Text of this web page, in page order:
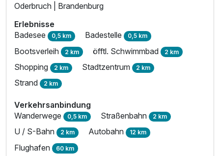
Oderbruch | Brandenburg
Erlebnisse
Badesee 0,5 km Badestelle 0,5 km
Bootsverleih 2 km öfftl. Schwimmbad 2 km
Shopping 2 km Stadtzentrum 2 km
Strand 2 km
Verkehrsanbindung
Wanderwege 0,5 km Straßenbahn 2 km
U / S-Bahn 2 km Autobahn 12 km
Flughafen 60 km